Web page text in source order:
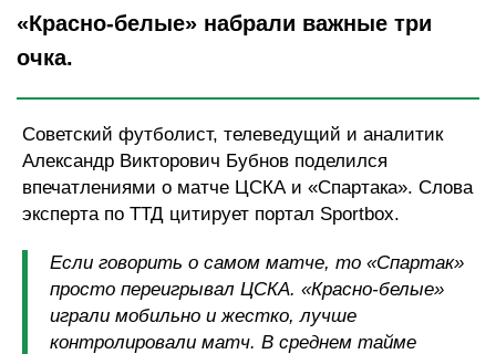
«Красно-белые» набрали важные три
очка.
Советский футболист, телеведущий и аналитик
Александр Викторович Бубнов поделился
впечатлениями о матче ЦСКА и «Спартака». Слова
эксперта по ТТД цитирует портал Sportbox.
Если говорить о самом матче, то «Спартак»
просто переигрывал ЦСКА. «Красно-белые»
играли мобильно и жестко, лучше
контролировали матч. В среднем тайме